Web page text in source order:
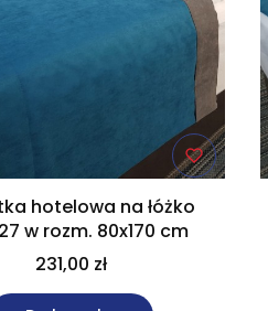
hotelowa na łóżko
w rozm. 80x170 cm
231,00 zł